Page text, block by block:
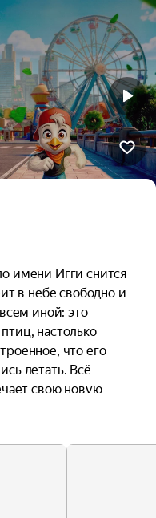
имени Игги снится
в небе свободно и
иной: это
настолько
что его
летать. Всё
свою новую
в
в глаза